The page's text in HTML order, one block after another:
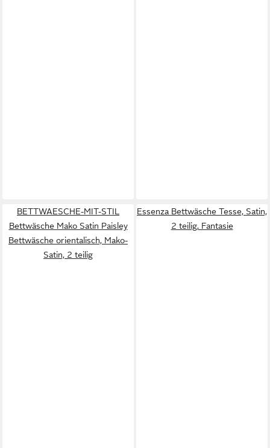
BETTWAESCHE-MIT-STIL
Bettwäsche Mako Satin Paisley
Bettwäsche orientalisch, Mako-
Satin, 2 teilig
Essenza Bettwäsche Tesse, Satin,
2 teilig, Fantasie